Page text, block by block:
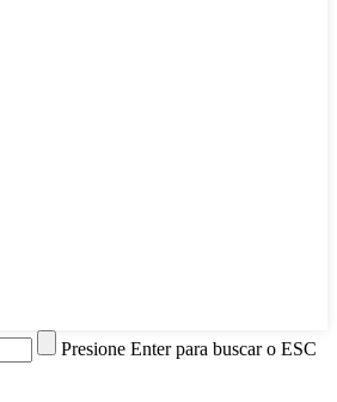
Presione Enter para buscar o ESC